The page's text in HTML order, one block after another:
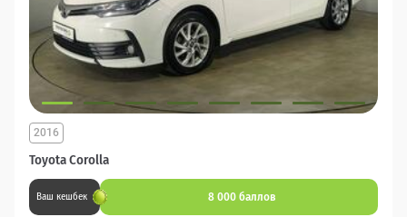
Toyota Corolla
2016
Ваш кешбек 8 000 баллов